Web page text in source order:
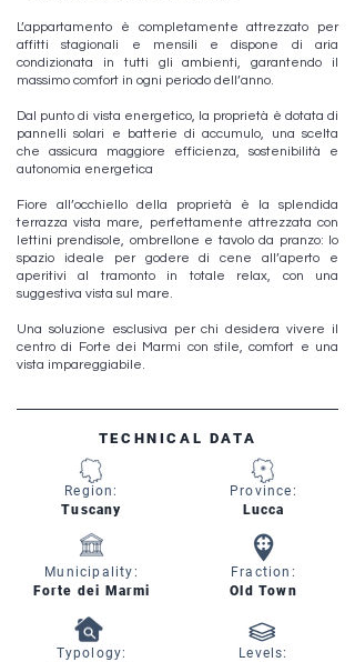
L’appartamento è completamente attrezzato per
affitti stagionali e mensili e dispone di aria
condizionata in tutti gli ambienti, garantendo il
massimo comfort in ogni periodo dell’anno.
Dal punto di vista energetico, la proprietà è dotata di
pannelli solari e batterie di accumulo, una scelta
che assicura maggiore efficienza, sostenibilità e
autonomia energetica
Fiore all’occhiello della proprietà è la splendida
terrazza vista mare, perfettamente attrezzata con
lettini prendisole, ombrellone e tavolo da pranzo: lo
spazio ideale per godere di cene all’aperto e
aperitivi al tramonto in totale relax, con una
suggestiva vista sul mare.
Una soluzione esclusiva per chi desidera vivere il
centro di Forte dei Marmi con stile, comfort e una
vista impareggiabile.
TECHNICAL DATA
Region:
Tuscany
Lucca
Province:
Municipality:
Forte dei Marmi
Fraction:
Old Town
Typology:
Levels: